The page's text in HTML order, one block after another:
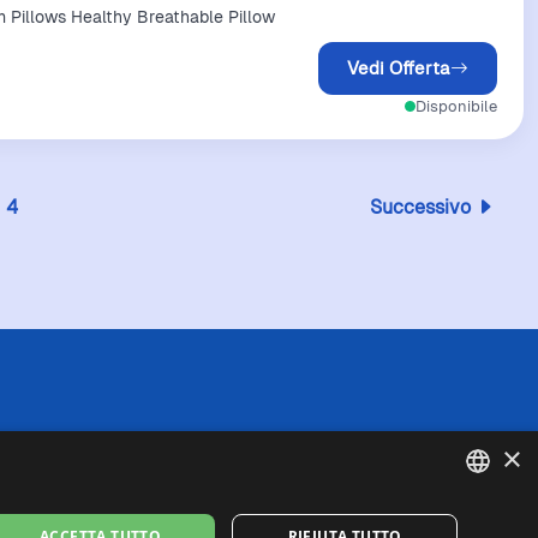
Pillows Healthy Breathable Pillow
Vedi Offerta
Disponibile
4 Successivo
o la completezza delle informazioni
di spedizione).
ENGLISH
×